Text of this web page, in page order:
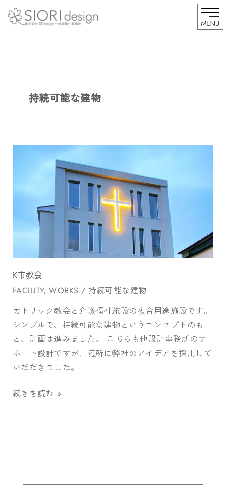
を
持続可能な建物
K市教会
FACILITY,WORKS /持続可能な建物
カトリック教会と介護福祉施設の複合用途施設です。
シンプルで、持続可能な建物というコンセプトのも
と、計画は進みました。 こちらも他設計事務所のサ
ポート設計ですが、随所に弊社のアイデアを採用して
いだだきました。
会
続きを読む »